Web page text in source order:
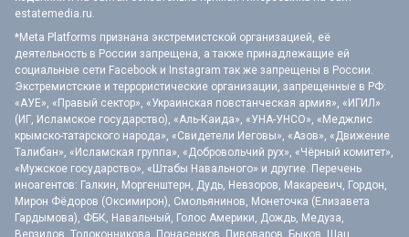
estatemedia.ru.
*Meta Platforms признана экстремистской организацией, её
деятельность в России запрещена, а также принадлежащие ей
социальные сети Facebook и Instagram так же запрещены в России.
Экстремистские и террористические организации, запрещенные в РФ:
«АУЕ», «Правый сектор», «Украинская повстанческая армия», «ИГИЛ»
(ИГ, Исламское государство), «Аль-Каида», «УНА-УНСО», «Меджлис
крымско-татарского народа», «Свидетели Иеговы», «Азов», «Движение
Талибан», «Исламская группа», «Добровольчий рух», «Чёрный комитет»,
«Мужское государство», «Штабы Навального» и другие. Перечень
иноагентов: Галкин, Моргенштерн, Дудь, Невзоров, Макаревич, Гордон,
Мирон Фёдоров (Оксимирон), Смольянинов, Монеточка (Елизавета
Гардымова), ФБК, Навальный, Голос Америки, Дождь, Медуза,
Верзилов, Толоконникова, Понасенков, Пивоваров, Быков, Шац,